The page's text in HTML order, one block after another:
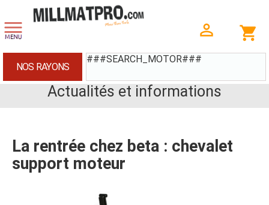
###SEARCH_MOTOR###
NOS RAYONS
Actualités et informations
La rentrée chez beta : chevalet
support moteur